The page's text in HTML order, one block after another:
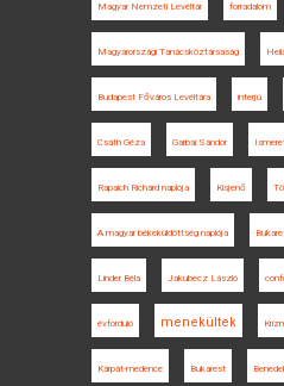
Magyar Nemzeti Levéltár forradalom
Magyarországi Tanácsköztársaság
Budapest Főváros Levéltára interjú
Csáth Géza Garbai Sándor
Rapaich Richárd naplója Kisjenő
A magyar békeküldöttség naplója
Linder Béla Jakubecz László
évforduló menekültek
Kárpát-medence Bukarest